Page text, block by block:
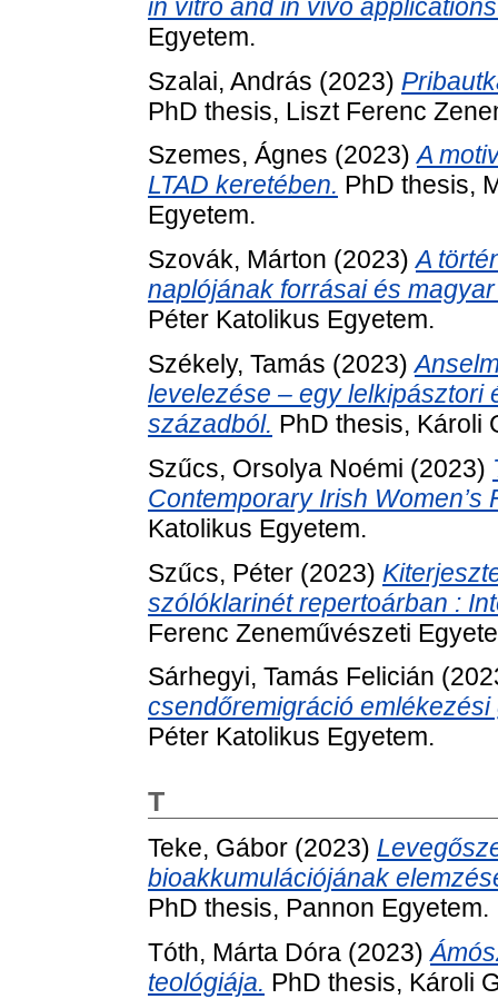
in vitro and in vivo
Egyetem.
Szalai, András (2023)
PhD thesis, Liszt Ferenc
Szemes, Ágnes (2023)A
LTAD keretében. PhD thesis,
Egyetem.
Szovák, Márton (2023)A
naplójának forrásai és
Péter Katolikus Egyetem.
Székely, Tamás (2023)
levelezése – egy lelkipásztori
századból. PhD thesis, Károli
Szűcs, Orsolya Noémi (2023)
Contemporary Irish Women’s
Katolikus Egyetem.
Szűcs, Péter (2023)
szólóklarinét repertoárban :
Ferenc Zeneművészeti
Sárhegyi, Tamás Felicián
csendőremigráció emlékezési
Péter Katolikus Egyetem.
T
Teke, Gábor (2023)
bioakkumulációjának
PhD thesis, Pannon Egyetem.
Tóth, Márta Dóra (2023)
teológiája. PhD thesis, Károli